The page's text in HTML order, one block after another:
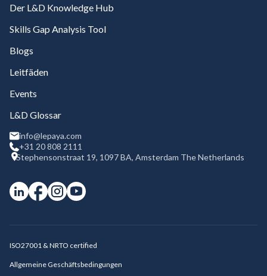
Der L&D Knowledge Hub
Skills Gap Analysis Tool
Blogs
Leitfäden
Events
L&D Glossar
info@lepaya.com
+31 20 808 2111
Stephensonstraat 19, 1097 BA, Amsterdam The Netherlands
ISO27001 & NRTO certified
Allgemeine Geschäftsbedingungen